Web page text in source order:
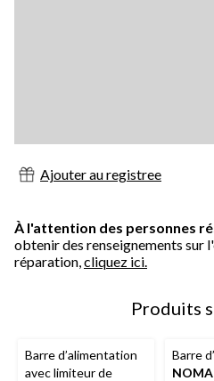
Ajouter au registree
À l'attention des personnes
obtenir des renseignements sur
réparation,cliquez ici.
Produits
Barre d’alimentation
avec limiteur de
Barre
NOMA